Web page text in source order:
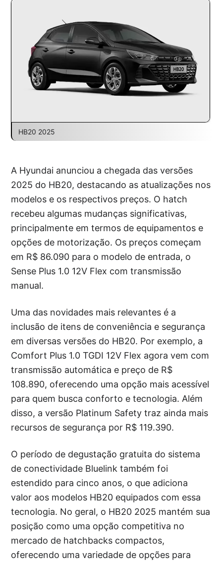
HB20 2025
A Hyundai anunciou a chegada das versões
2025 do HB20, destacando as atualizações nos
modelos e os respectivos preços. O hatch
recebeu algumas mudanças significativas,
principalmente em termos de equipamentos e
opções de motorização. Os preços começam
em R$ 86.090 para o modelo de entrada, o
Sense Plus 1.0 12V Flex com transmissão
manual.
Uma das novidades mais relevantes é a
inclusão de itens de conveniência e segurança
em diversas versões do HB20. Por exemplo, a
Comfort Plus 1.0 TGDI 12V Flex agora vem com
transmissão automática e preço de R$
108.890, oferecendo uma opção mais acessível
para quem busca conforto e tecnologia. Além
disso, a versão Platinum Safety traz ainda mais
recursos de segurança por R$ 119.390.
O período de degustação gratuita do sistema
de conectividade Bluelink também foi
estendido para cinco anos, o que adiciona
valor aos modelos HB20 equipados com essa
tecnologia. No geral, o HB20 2025 mantém sua
posição como uma opção competitiva no
mercado de hatchbacks compactos,
oferecendo uma variedade de opções para